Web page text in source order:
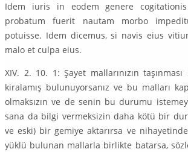
Idem iuris in eodem genere
probatum fuerit nautam morbo
potuisse. Idem dicemus, si navis eius
malo et culpa eius.
XIV. 2. 10. 1: Şayet mallarınızın
kiralamış bulunuyorsanız ve bu malları
olmaksızın ve de senin bu durumu
sana da bilgi vermeksizin daha kötü bir
ve eski) bir gemiye aktarırsa ve
yüklü bulunan mallarla birlikte batarsa,